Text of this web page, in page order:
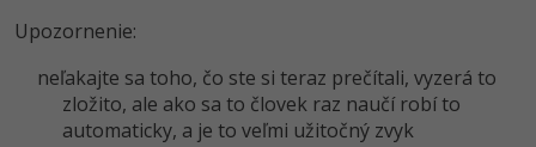
Upozornenie:
neľakajte sa toho, čo ste si teraz prečítali, vyzerá to
zložito, ale ako sa to človek raz naučí robí to
automaticky, a je to veľmi užitočný zvyk